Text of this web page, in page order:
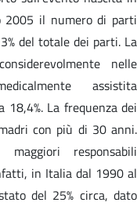
2005 il numero di parti
del totale dei parti. La
nelle
assistita
La frequenza dei
con più di 30 anni.
responsabili
in Italia dal 1990 al
del 25% circa, dato